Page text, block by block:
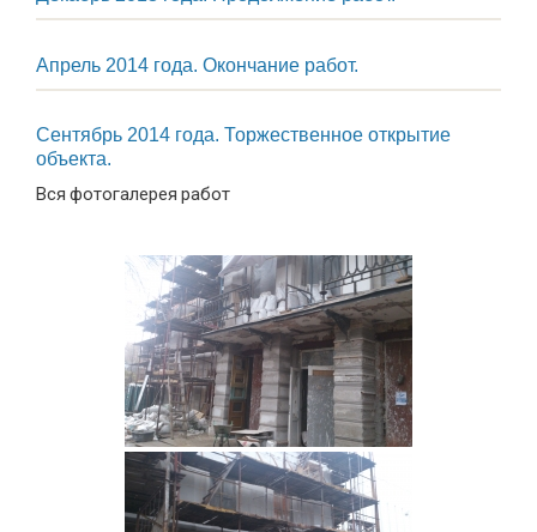
Апрель 2014 года. Окончание работ.
Сентябрь 2014 года. Торжественное открытие
объекта.
Вся фотогалерея работ